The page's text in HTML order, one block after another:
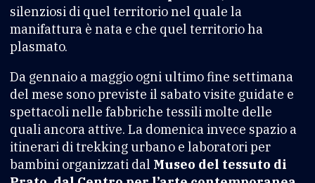
silenziosi di quel territorio nel quale la
manifattura è nata e che quel territorio ha
plasmato.
Da gennaio a maggio ogni ultimo fine settimana
del mese sono previste il sabato visite guidate e
spettacoli nelle fabbriche tessili molte delle
quali ancora attive. La domenica invece spazio a
itinerari di trekking urbano e laboratori per
bambini organizzati dal Museo del tessuto di